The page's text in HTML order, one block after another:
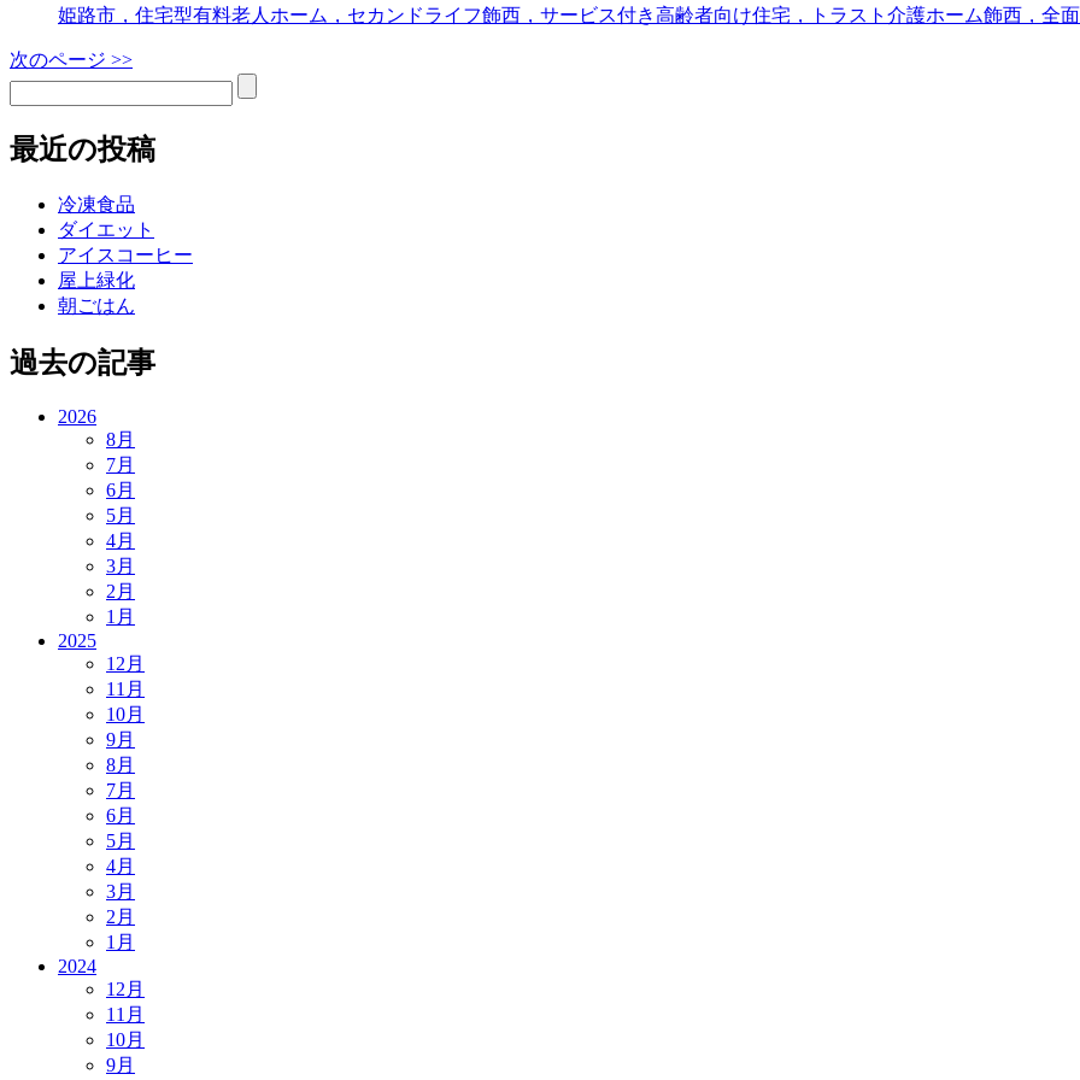
姫路市，住宅型有料老人ホーム，セカンドライフ飾西，サービス付き高齢者向け住宅，トラスト介護ホーム飾西，
次のページ >>
最近の投稿
冷凍食品
ダイエット
アイスコーヒー
屋上緑化
朝ごはん
過去の記事
2026
8月
7月
6月
5月
4月
3月
2月
1月
2025
12月
11月
10月
9月
8月
7月
6月
5月
4月
3月
2月
1月
2024
12月
11月
10月
9月